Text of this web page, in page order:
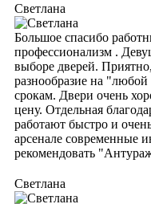
Светлана
Большое спасибо
профессионализм .
выборе дверей.
разнообразие на
срокам. Двери очень
цену. Отдельная
работают быстро и
арсенале современные
рекомендовать
Светлана